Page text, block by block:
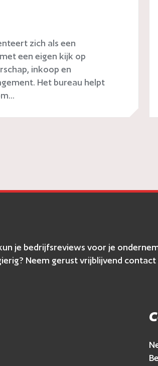
zich als een
een eigen kijk op
inkoop en
Het bureau helpt
je bedrijfsreviews voor je
Neem gerust vrijblijvend